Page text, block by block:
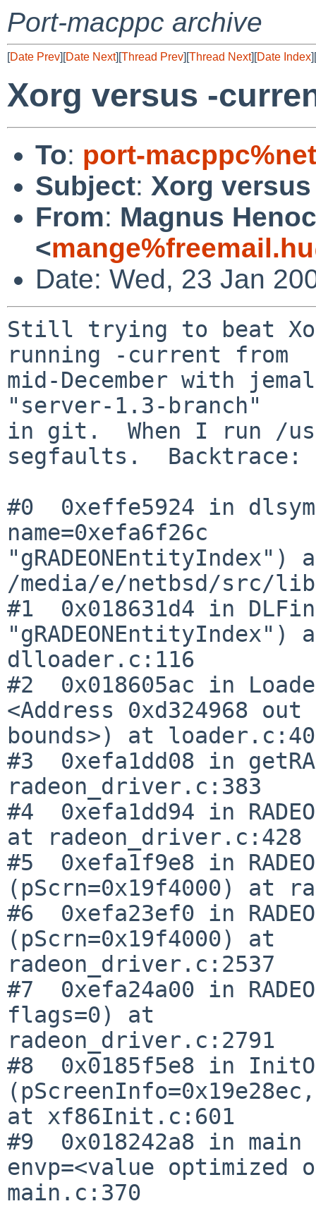
Port-macppc archive
[Date Prev][Date Next][Thread Prev][Thread Next][Date Index][
Xorg versus -
To: port-
Subject: Xorg
From: Magnus
<
Date: Wed, 23 Jan
Still trying to beat
running -current from
mid-December with
"server-1.3-branch"
in git.  When I run /
segfaults.  Backtrace:
#0  0xeffe5924 in
name=0xefa6f26c
"gRADEONEntityIndex")
/media/e/netbsd/src/
#1  0x018631d4 in
dlloader.c:116
#2  0x018605ac in
<Address 0xd324968
bounds>) at
#3  0xefa1dd08 in
radeon_driver.c:383
#4  0xefa1dd94 in
at radeon_driver.c:428
#5  0xefa1f9e8 in
(pScrn=0x19f4000) at
#6  0xefa23ef0 in
(pScrn=0x19f4000) at
radeon_driver.c:2537
#7  0xefa24a00 in
flags=0) at
radeon_driver.c:2791
#8  0x0185f5e8 in
at xf86Init.c:601
#9  0x018242a8 in
envp=<value
main.c:370